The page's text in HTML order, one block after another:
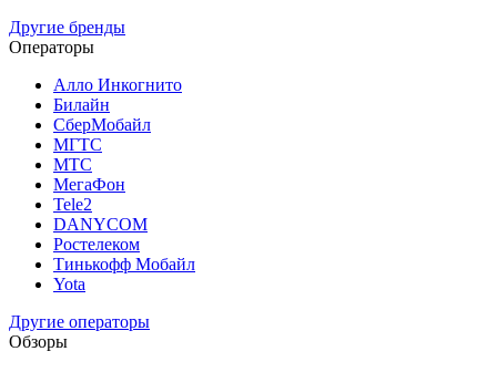
Другие бренды
Операторы
Алло Инкогнито
Билайн
СберМобайл
МГТС
МТС
МегаФон
Tele2
DANYCOM
Ростелеком
Тинькофф Мобайл
Yota
Другие операторы
Обзоры